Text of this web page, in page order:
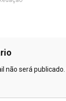
não será publicado.